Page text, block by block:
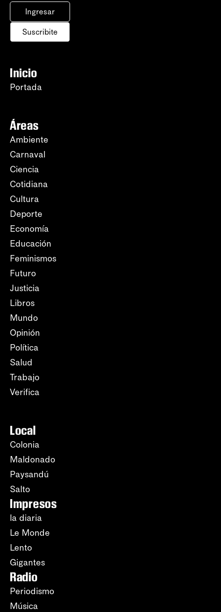
Ingresar
Suscribite
Inicio
Portada
Áreas
Ambiente
Carnaval
Ciencia
Cotidiana
Cultura
Deporte
Economía
Educación
Feminismos
Futuro
Justicia
Libros
Mundo
Opinión
Política
Salud
Trabajo
Verifica
Local
Colonia
Maldonado
Paysandú
Salto
Impresos
la diaria
Le Monde
Lento
Gigantes
Radio
Periodismo
Música